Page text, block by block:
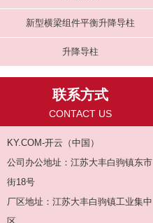
新型横梁组件平衡升降导柱
升降导柱
联系方式
CONTACT US
KY.COM-开云（中国）
公司办公地址：江苏大丰白驹镇东市
街18号
厂区地址：江苏大丰白驹镇工业集中